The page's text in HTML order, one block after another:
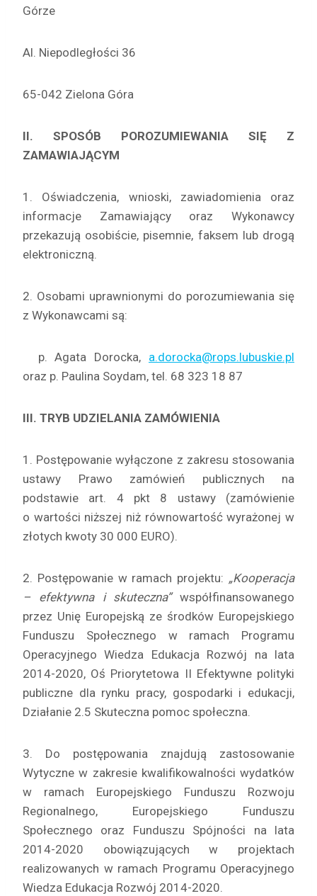
Górze
Al. Niepodległości 36
65-042 Zielona Góra
II. SPOSÓB POROZUMIEWANIA SIĘ Z
ZAMAWIAJĄCYM
1. Oświadczenia, wnioski, zawiadomienia oraz
informacje Zamawiający oraz Wykonawcy
przekazują osobiście, pisemnie, faksem lub drogą
elektroniczną.
2. Osobami uprawnionymi do porozumiewania się
z Wykonawcami są:
p. Agata Dorocka, a.dorocka@rops.lubuskie.pl
oraz p. Paulina Soydam, tel. 68 323 18 87
III. TRYB UDZIELANIA ZAMÓWIENIA
1. Postępowanie wyłączone z zakresu stosowania
ustawy Prawo zamówień publicznych na
podstawie art. 4 pkt 8 ustawy (zamówienie
o wartości niższej niż równowartość wyrażonej w
złotych kwoty 30 000 EURO).
2. Postępowanie w ramach projektu: „Kooperacja
– efektywna i skuteczna” współfinansowanego
przez Unię Europejską ze środków Europejskiego
Funduszu Społecznego w ramach Programu
Operacyjnego Wiedza Edukacja Rozwój na lata
2014-2020, Oś Priorytetowa II Efektywne polityki
publiczne dla rynku pracy, gospodarki i edukacji,
Działanie 2.5 Skuteczna pomoc społeczna.
3. Do postępowania znajdują zastosowanie
Wytyczne w zakresie kwalifikowalności wydatków
w ramach Europejskiego Funduszu Rozwoju
Regionalnego, Europejskiego Funduszu
Społecznego oraz Funduszu Spójności na lata
2014-2020 obowiązujących w projektach
realizowanych w ramach Programu Operacyjnego
Wiedza Edukacja Rozwój 2014-2020.